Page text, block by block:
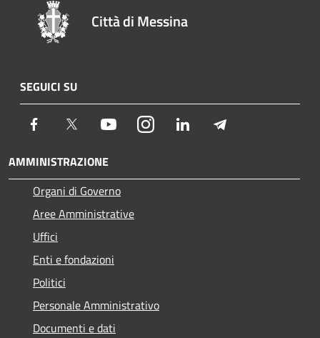
Città di Messina
SEGUICI SU
Facebook Twitter YoutubeInstagram LinkedIn
AMMINISTRAZIONE
Organi di Governo
Aree Amministrative
Uffici
Enti e fondazioni
Politici
Personale Amministrativo
Documenti e dati